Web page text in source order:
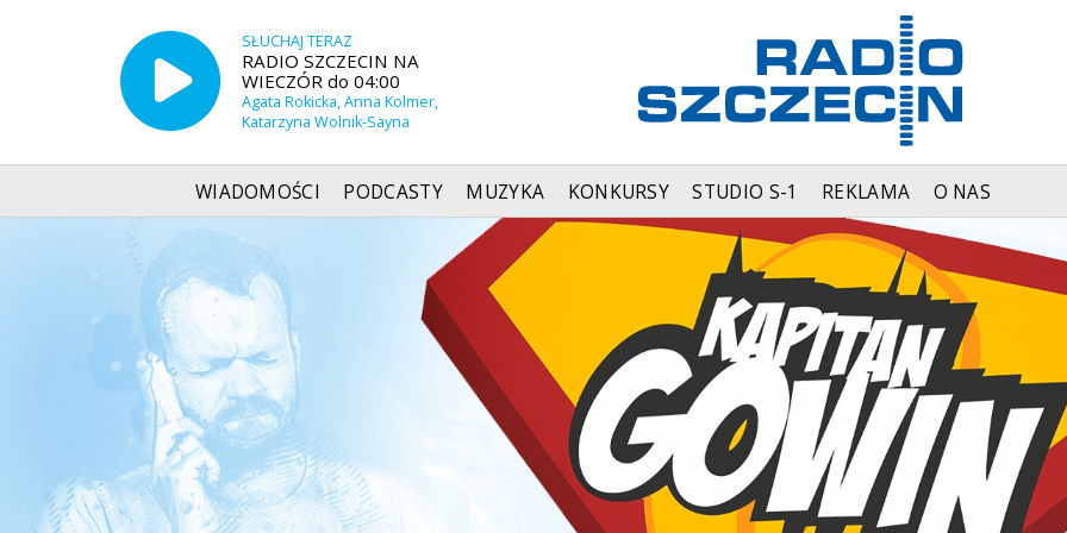
SŁUCHAJ TERAZ
RADIO SZCZECIN NA
WIECZÓR do 04:00
Agata Rokicka, Anna Kolmer,
Katarzyna Wolnik-Sayna
WIADOMOŚCI PODCASTY MUZYKA KONKURSY STUDIO S-1 REKLAMA O NAS